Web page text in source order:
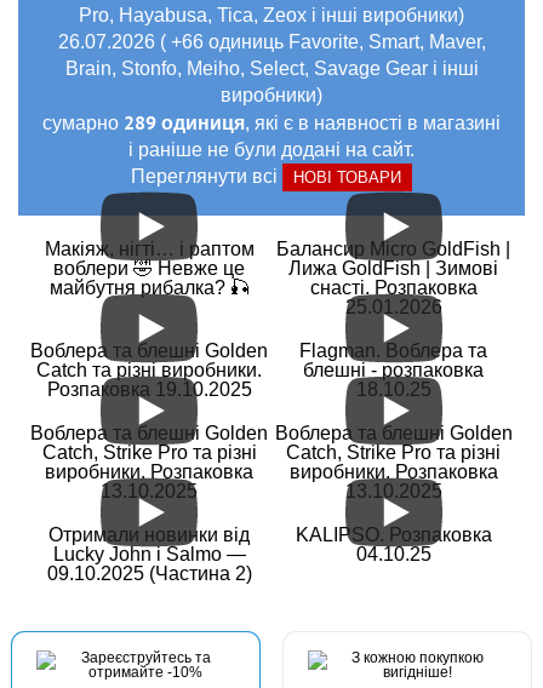
Pro, Hayabusa, Tica, Zeox і інші виробники)
26.07.2026 ( +66 одиниць Favorite, Smart, Maver,
Brain, Stonfo, Meiho, Select, Savage Gear і інші
виробники)
сумарно 289 одиниця, які є в наявності в магазині
і раніше не були додані на сайт.
Переглянути всі
НОВІ ТОВАРИ
Макіяж, нігті… і раптом
воблери 🤣 Невже це
майбутня рибалка? 🎣
Балансир Micro GoldFish |
Лижа GoldFish | Зимові
снасті. Розпаковка
25.01.2026
Воблера та блешні Golden
Catch та різні виробники.
Розпаковка 19.10.2025
Flagman. Воблера та
блешні - розпаковка
18.10.25
Воблера та блешні Golden
Catch, Strike Pro та різні
виробники. Розпаковка
13.10.2025
Воблера та блешні Golden
Catch, Strike Pro та різні
виробники. Розпаковка
13.10.2025
Отримали новинки від
Lucky John і Salmo —
09.10.2025 (Частина 2)
KALIPSO. Розпаковка
04.10.25